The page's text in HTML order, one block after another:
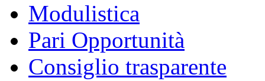
Modulistica
Pari Opportunità
Consiglio trasparente